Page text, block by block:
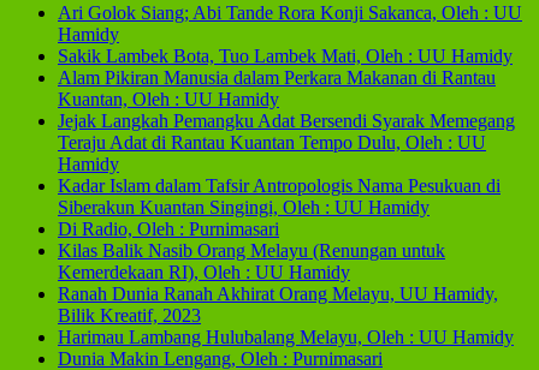
Ari Golok Siang; Abi Tande Rora Konji Sakanca, Oleh : UU
Hamidy
Sakik Lambek Bota, Tuo Lambek Mati, Oleh : UU Hamidy
Alam Pikiran Manusia dalam Perkara Makanan di Rantau
Kuantan, Oleh : UU Hamidy
Jejak Langkah Pemangku Adat Bersendi Syarak Memegang
Teraju Adat di Rantau Kuantan Tempo Dulu, Oleh : UU
Hamidy
Kadar Islam dalam Tafsir Antropologis Nama Pesukuan di
Siberakun Kuantan Singingi, Oleh : UU Hamidy
Di Radio, Oleh : Purnimasari
Kilas Balik Nasib Orang Melayu (Renungan untuk
Kemerdekaan RI), Oleh : UU Hamidy
Ranah Dunia Ranah Akhirat Orang Melayu, UU Hamidy,
Bilik Kreatif, 2023
Harimau Lambang Hulubalang Melayu, Oleh : UU Hamidy
Dunia Makin Lengang, Oleh : Purnimasari